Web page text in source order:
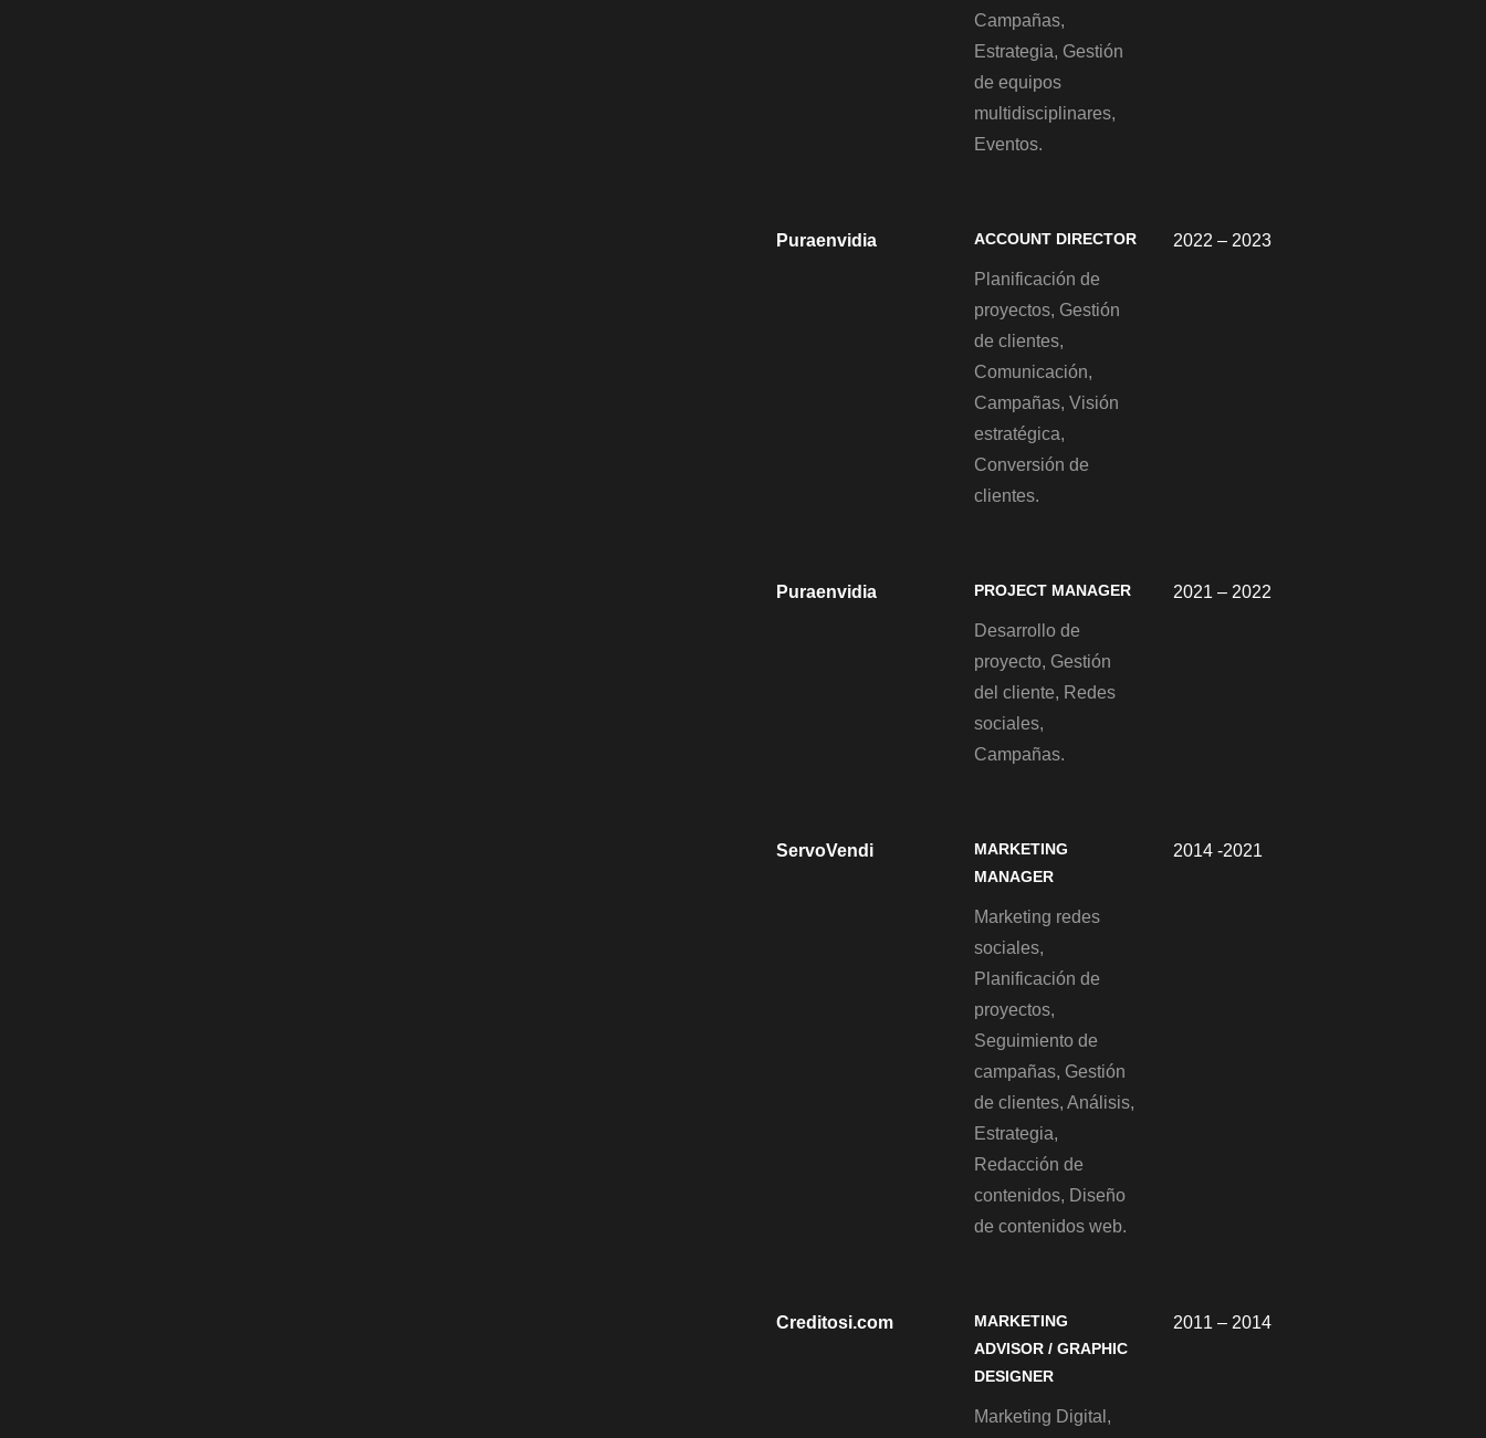
Campañas,
Estrategia, Gestión
de equipos
multidisciplinares,
Eventos.
Puraenvidia ACCOUNT DIRECTOR
Planificación de
proyectos, Gestión
de clientes,
Comunicación,
Campañas, Visión
estratégica,
Conversión de
clientes.
2022 – 2023
Puraenvidia PROJECT MANAGER
Desarrollo de
proyecto, Gestión
del cliente, Redes
sociales,
Campañas.
2021 – 2022
ServoVendi
MARKETING
MANAGER
Marketing redes
sociales,
Planificación de
proyectos,
Seguimiento de
campañas, Gestión
de clientes, Análisis,
Estrategia,
Redacción de
contenidos, Diseño
de contenidos web.
2014 -2021
Creditosi.com
MARKETING
ADVISOR / GRAPHIC
DESIGNER
Marketing Digital,
2011 – 2014